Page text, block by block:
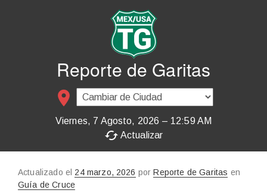
Reporte de Garitas
place
Viernes, 7 Agosto, 2026 – 12:59 AM
cached Actualizar
Actualizado el Publicado
en
24 marzo, 2026 porReporte de Garitas en
Guía de Cruce